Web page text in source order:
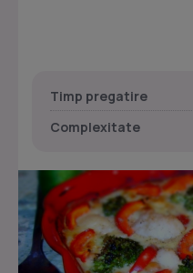
Timp pregatire
Complexitate